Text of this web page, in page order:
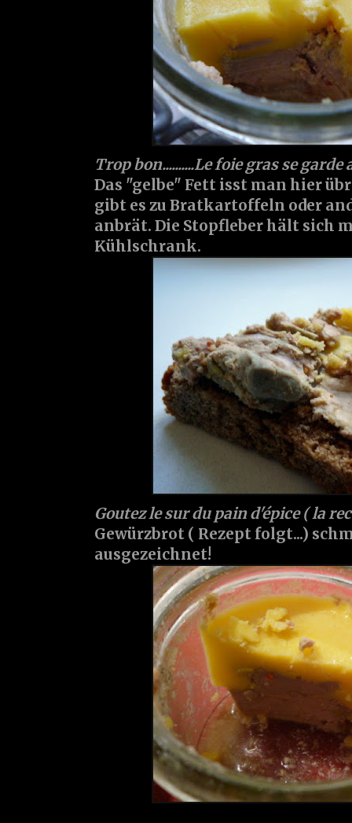
Trop bon..........Le foie gras se
Das "gelbe" Fett isst man hier
gibt es zu Bratkartoffeln oder
anbrät. Die Stopfleber hält sich
Kühlschrank.
Goutez le sur du pain d'épice ( la
Gewürzbrot ( Rezept folgt...)
ausgezeichnet!